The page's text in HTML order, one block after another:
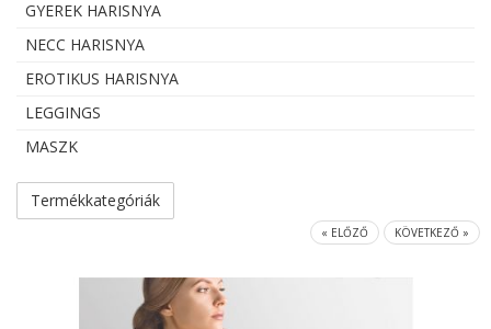
GYEREK HARISNYA
NECC HARISNYA
EROTIKUS HARISNYA
LEGGINGS
MASZK
Termékkategóriák
« ELŐZŐ KÖVETKEZŐ »